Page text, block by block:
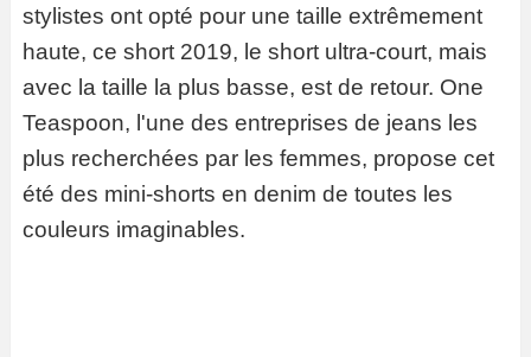
stylistes ont opté pour une taille extrêmement
haute, ce short 2019, le short ultra-court, mais
avec la taille la plus basse, est de retour. One
Teaspoon, l'une des entreprises de jeans les
plus recherchées par les femmes, propose cet
été des mini-shorts en denim de toutes les
couleurs imaginables.